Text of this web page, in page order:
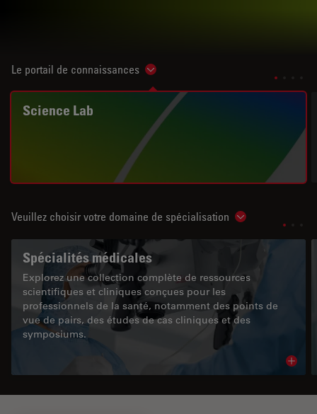
Le portail de connaissances Show subnavigation
Science Lab
Veuillez choisir votre domaine de spécialisation Show
Spécialités médicales
Explorez une collection complète de ressources
scientifiques et cliniques conçues pour les
professionnels de la santé, notamment des points de
vue de pairs, des études de cas cliniques et des
symposiums.